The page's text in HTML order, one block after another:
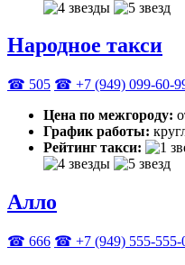
Народное такси
☎ 505 ☎ +7 (949) 099-60-
Цена по межгороду:
График работы:
Рейтинг такси:
Алло
☎ 666 ☎ +7 (949) 555-555-